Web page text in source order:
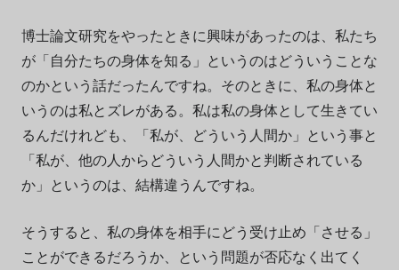
博士論文研究をやったときに興味があったのは、私たち
が「自分たちの身体を知る」というのはどういうことな
のかという話だったんですね。そのときに、私の身体と
いうのは私とズレがある。私は私の身体として生きてい
るんだけれども、「私が、どういう人間か」という事と
「私が、他の人からどういう人間かと判断されている
か」というのは、結構違うんですね。
そうすると、私の身体を相手にどう受け止め「させる」
ことができるだろうか、という問題が否応なく出てく